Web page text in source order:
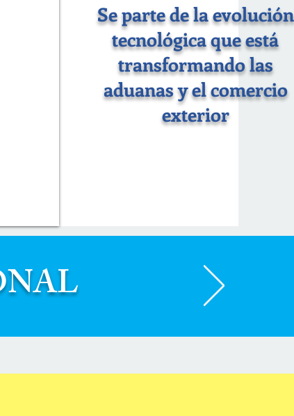
Se parte de la evolución
tecnológica que está
transformando las
aduanas y el comercio
exterior